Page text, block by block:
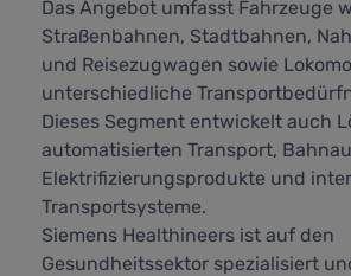
Das Angebot umfasst Fahrzeuge
Straßenbahnen, Stadtbahnen,
und Reisezugwagen sowie
unterschiedliche
Dieses Segment entwickelt auch
automatisierten Transport,
Elektrifizierungsprodukte und
Transportsysteme.
Siemens Healthineers ist auf den
Gesundheitssektor spezialisiert